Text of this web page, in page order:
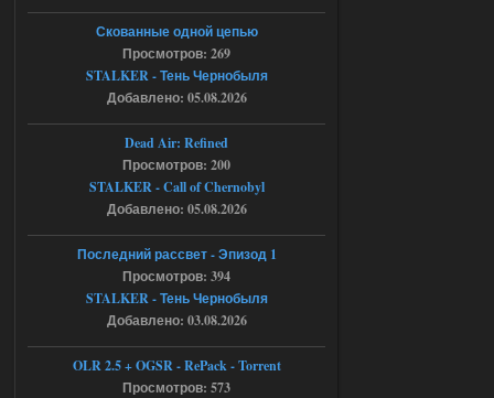
Stalker-Mods-Clan-su
Доступно только для пользователей
Ответить ➤
05.08.2026
Тайна Зоны - Remaster 2026
AndreySA
патч я установил после
установки мода, да, ладно,
наверное вы правы придется ожидать
Тайна Зоны - Remaster 2026
Stalker-Mods-Clan-su
Скованные одной цепью
Просмотров: 269
STALKER - Тень Чернобыля
Добавлено: 05.08.2026
Dead Air: Refined
Просмотров: 200
STALKER - Call of Chernobyl
Добавлено: 05.08.2026
Последний рассвет - Эпизод 1
Просмотров: 394
STALKER - Тень Чернобыля
Добавлено: 03.08.2026
OLR 2.5 + OGSR - RePack - Torrent
Просмотров: 573